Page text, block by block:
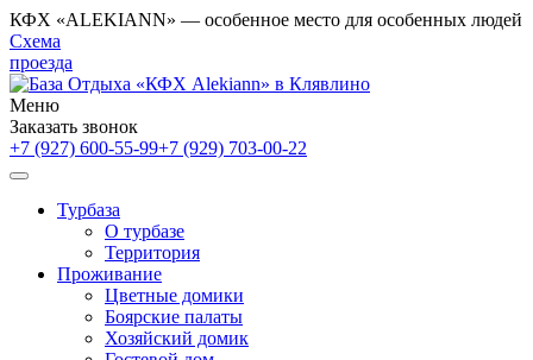
КФХ «ALEKIANN» — особенное место для особенных людей
Схема
проезда
Меню
Заказать звонок
+7 (927) 600-55-99+7 (929) 703-00-22
Турбаза
О турбазе
Территория
Проживание
Цветные домики
Боярские палаты
Хозяйский домик